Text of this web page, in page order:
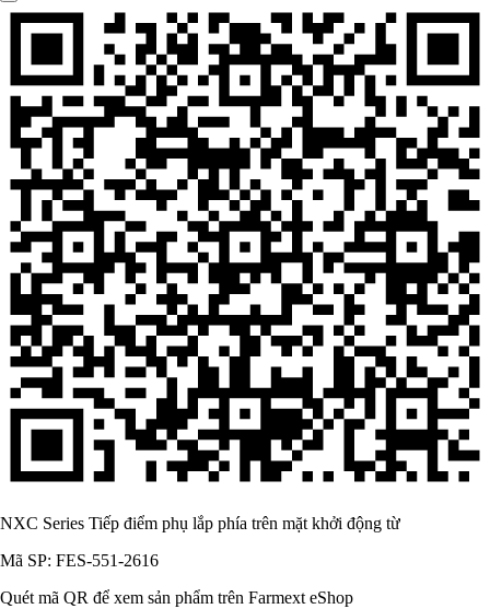
NXC Series Tiếp điểm phụ lắp phía trên mặt khởi động từ
Mã SP: FES-551-2616
Quét mã QR để xem sản phẩm trên Farmext eShop